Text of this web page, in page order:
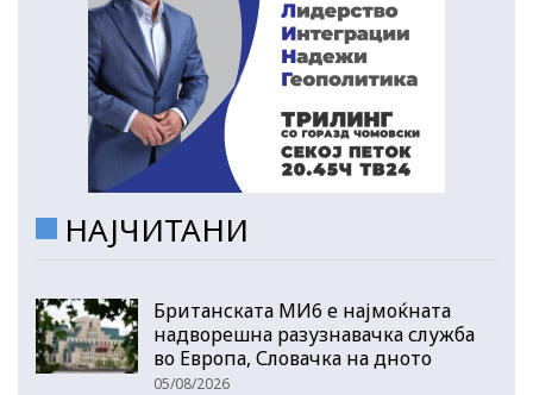
НАЈЧИТАНИ
Британската МИ6 е најмоќната
надворешна разузнавачка служба
во Европа, Словачка на дното
05/08/2026